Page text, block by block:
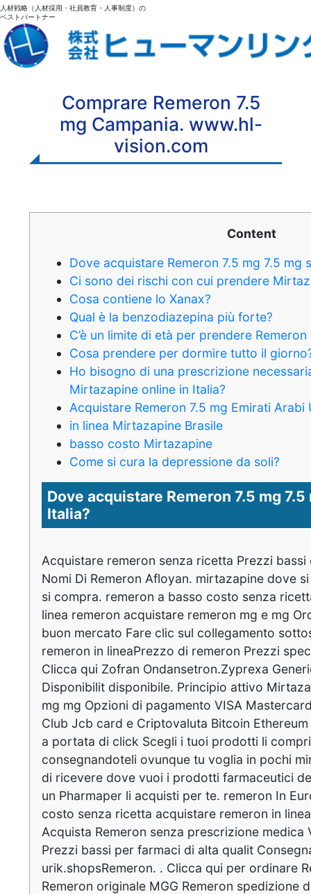
人材戦略（人材採用・社員教育・人事制度）の
ベストパートナー
Comprare Remeron 7.5
mg Campania. www.hl-
vision.com
Content
Dove acquistare Remeron 7.5 mg 7.5 mg
Ci sono dei rischi con cui prendere
Cosa contiene lo Xanax?
Qual è la benzodiazepina più forte?
C’è un limite di età per prendere
Cosa prendere per dormire tutto il
Ho bisogno di una prescrizione
Mirtazapine online in Italia?
Acquistare Remeron 7.5 mg Emirati Arabi
in linea Mirtazapine Brasile
basso costo Mirtazapine
Come si cura la depressione da soli?
Dove acquistare Remeron 7.5 mg
Italia?
Acquistare remeron senza ricetta Prezzi
Nomi Di Remeron Afloyan. mirtazapine dove
si compra. remeron a basso costo senza
linea remeron acquistare remeron mg e mg
buon mercato Fare clic sul collegamento
remeron in lineaPrezzo di remeron Prezzi
Clicca qui Zofran Ondansetron.Zyprexa
Disponibilit disponibile. Principio attivo
mg mg Opzioni di pagamento VISA
Club Jcb card e Criptovaluta Bitcoin
a portata di click Scegli i tuoi prodotti li
consegnandoteli ovunque tu voglia in pochi
di ricevere dove vuoi i prodotti farmaceutici
un Pharmaper li acquisti per te. remeron In
costo senza ricetta acquistare remeron in
Acquista Remeron senza prescrizione medica
Prezzi bassi per farmaci di alta qualit
urik.shopsRemeron. . Clicca qui per ordinare
Remeron originale MGG Remeron spedizione